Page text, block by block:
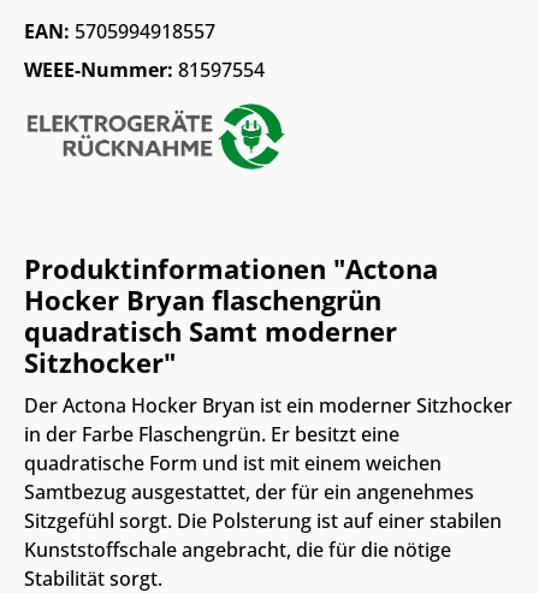
EAN: 5705994918557
WEEE-Nummer: 81597554
Produktinformationen "Actona
Hocker Bryan flaschengrün
quadratisch Samt moderner
Sitzhocker"
Der Actona Hocker Bryan ist ein moderner Sitzhocker
in der Farbe Flaschengrün. Er besitzt eine
quadratische Form und ist mit einem weichen
Samtbezug ausgestattet, der für ein angenehmes
Sitzgefühl sorgt. Die Polsterung ist auf einer stabilen
Kunststoffschale angebracht, die für die nötige
Stabilität sorgt.